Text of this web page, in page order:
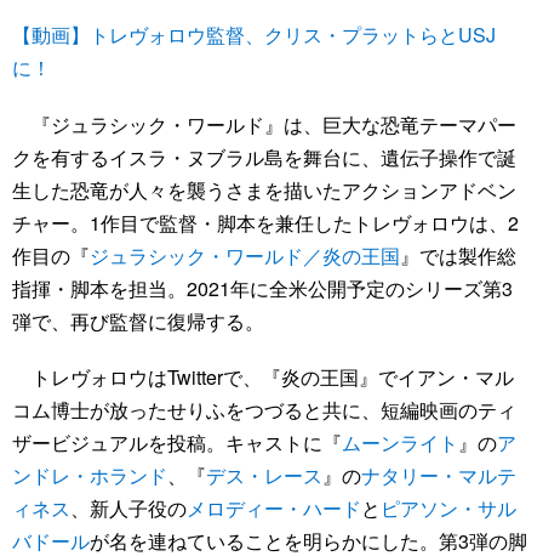
【動画】トレヴォロウ監督、クリス・プラットらとUSJ
に！
『ジュラシック・ワールド』は、巨大な恐竜テーマパー
クを有するイスラ・ヌブラル島を舞台に、遺伝子操作で誕
生した恐竜が人々を襲うさまを描いたアクションアドベン
チャー。1作目で監督・脚本を兼任したトレヴォロウは、2
作目の『ジュラシック・ワールド／炎の王国』では製作総
指揮・脚本を担当。2021年に全米公開予定のシリーズ第3
弾で、再び監督に復帰する。
トレヴォロウはTwitterで、『炎の王国』でイアン・マル
コム博士が放ったせりふをつづると共に、短編映画のティ
ザービジュアルを投稿。キャストに『ムーンライト 』のア
ンドレ・ホランド、『デス・レース』のナタリー・マルテ
ィネス、新人子役のメロディー・ハードと ピアソン・サル
バドールが名を連ねていることを明らかにした。第3弾の脚